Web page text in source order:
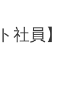
社員】